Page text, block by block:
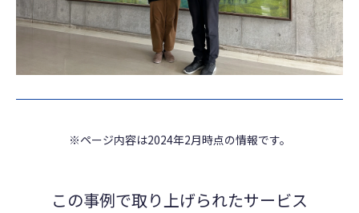
※ページ内容は2024年2月時点の情報です。
この事例で取り上げられたサービス